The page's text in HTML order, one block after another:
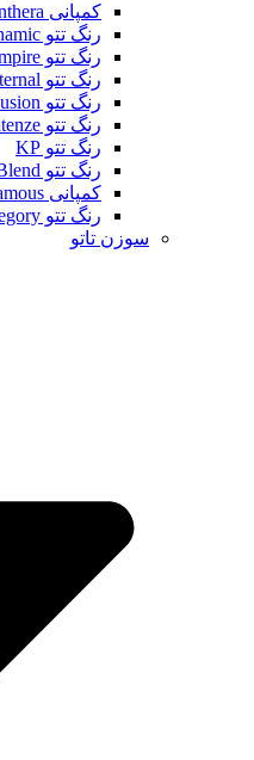
کمپانی Panthera
رنگ تتو Dynamic
رنگ تتو Empire
رنگ تتو Eternal
رنگ تتو Fusion
رنگ تتو Intenze
رنگ تتو KP
رنگ تتو Perma Blend
کمپانی World Famous
رنگ تتو Allegory
سوزن تاتو